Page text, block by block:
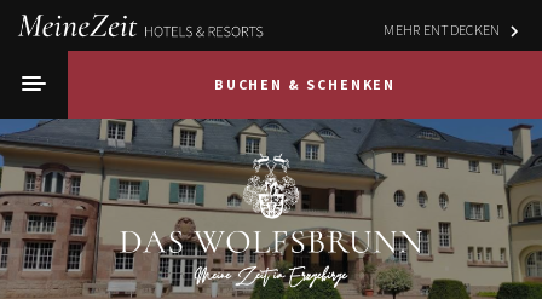
MEHR ENTDECKEN
BUCHEN & SCHENKEN